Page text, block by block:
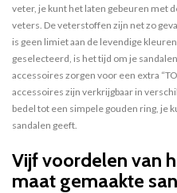
veter, je kunt het laten gebeuren met
veters. De veterstoffen zijn net zo
is geen limiet aan de levendige
geselecteerd, is het tijd om je
accessoires zorgen voor een extra
accessoires zijn verkrijgbaar in
bedel tot een simpele gouden ring, je
sandalen geeft.
Vijf voordelen van
maat gemaakte